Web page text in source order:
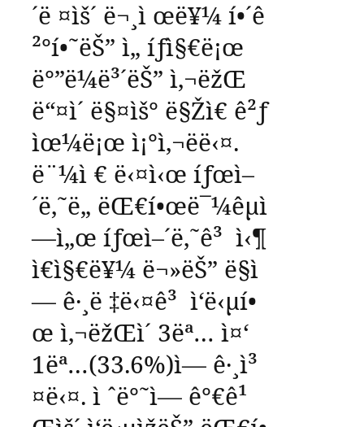
´ë ¤ìš´ ë¬¸ì œë¥¼í•´ê
²°í•˜ëŠ” ì„ íƒì§€ë¡œ
ë°”ë¼ë³´ëŠ” ì‚¬ëžŒ
ë“¤ì´ ë§¤ìš° ë§Žì€ ê²ƒ
ìœ¼ë¡œ ì¡°ì‚¬ëë‹¤.
ë¨¼ì € ë‹¤ì‹œ íƒœì–
´ë‚˜ë„ ëŒ€í•œë¯¼êµ­ì
—ì„œ íƒœì–´ë‚˜ê³ ì‹¶
ì€ì§€ë¥¼ ë¬»ëŠ” ë§ì
— ê·¸ë ‡ë‹¤ê³ ì‘ë‹µí•
œ ì‚¬ëžŒì´ 3ëª… ì¤‘
1ëª…(33.6%)ì— ê·¸ì³
¤ë‹¤. ì ˆë°˜ì— ê°€ê¹